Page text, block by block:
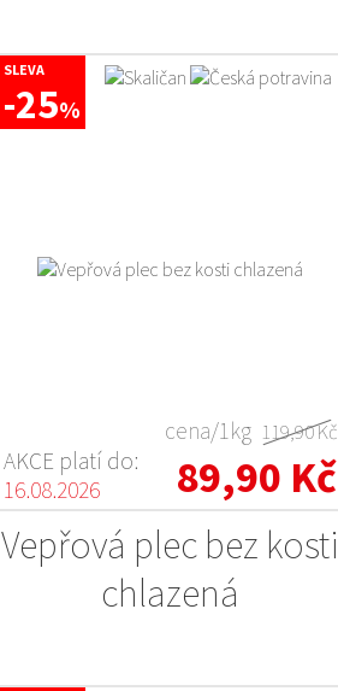
SLEVA
-25%
cena/1kg 119,90 Kč
AKCE platí do:
16.08.2026
89,90 Kč
Vepřová plec bez kosti
chlazená